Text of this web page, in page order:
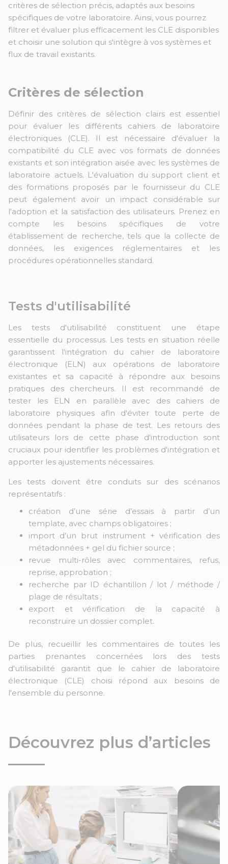
critères de sélection précis, adaptés aux besoins
spécifiques de votre laboratoire. Ainsi, vous pourrez
filtrer et évaluer plus efficacement les CLE disponibles
et choisir une solution qui s'intègre à vos systèmes et
flux de travail existants.
Critères de sélection
Définir des critères de sélection clairs est essentiel
pour évaluer les différents cahiers de laboratoire
électroniques (CLE). Il est nécessaire d'évaluer la
compatibilité du CLE avec vos formats de données
existants et son intégration aisée avec les systèmes de
laboratoire actuels. L'évaluation du support client et
des formations proposés par le fournisseur du CLE
peut également avoir un impact considérable sur
l'adoption et la satisfaction des utilisateurs. Prenez en
compte les besoins spécifiques de votre
établissement de recherche, tels que la collecte de
données, les exigences réglementaires et les
procédures opérationnelles standard.
Tests d'utilisabilité
Les tests d'utilisabilité constituent une étape
essentielle du processus. Les tests en situation réelle
garantissent l'intégration du cahier de laboratoire
électronique (ELN) aux opérations de laboratoire
existantes et sa capacité à répondre aux besoins
pratiques des chercheurs. Il est recommandé de
tester les ELN en parallèle avec des cahiers de
laboratoire physiques afin d'éviter toute perte de
données pendant la phase de test. Les retours des
utilisateurs lors de cette phase d'introduction sont
cruciaux pour identifier les problèmes d'intégration et
apporter les ajustements nécessaires.
Les tests doivent être conduits sur des scénarios
représentatifs :
création d’une série d’essais à partir d’un
template, avec champs obligatoires ;
import d’un brut instrument + vérification des
métadonnées + gel du fichier source ;
revue multi-rôles avec commentaires, refus,
reprise, approbation ;
recherche par ID échantillon / lot / méthode /
plage de résultats ;
export et vérification de la capacité à
reconstruire un dossier complet.
De plus, recueillir les commentaires de toutes les
parties prenantes concernées lors des tests
d'utilisabilité garantit que le cahier de laboratoire
électronique (CLE) choisi répond aux besoins de
l'ensemble du personne.
Découvrez plus d’articles